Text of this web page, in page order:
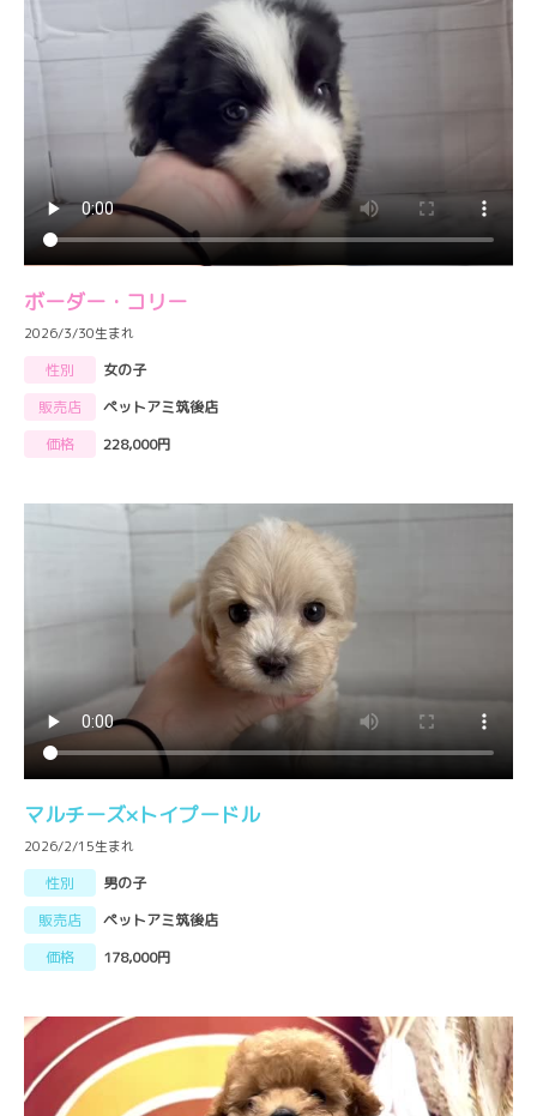
ボーダー・コリー
2026/3/30生まれ
性別
女の子
販売店
ペットアミ筑後店
価格
228,000円
マルチーズ×トイプードル
2026/2/15生まれ
性別
男の子
販売店
ペットアミ筑後店
価格
178,000円